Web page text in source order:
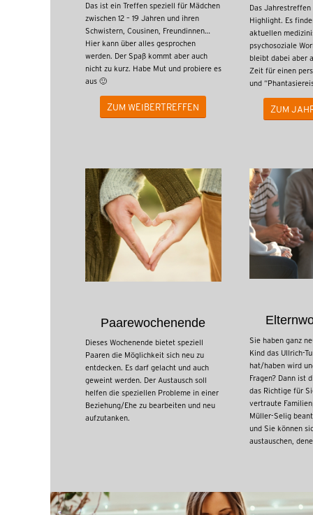
Das ist ein Treffen speziell für Mädchen
zwischen 12 – 19 Jahren und ihren
Schwistern, Cousinen, Freundinnen…
Hier kann über alles gesprochen
werden. Der Spaß kommt aber auch
nicht zu kurz. Habe Mut und probiere es
aus 🙂
ZUM WEIBERTREFFEN
Das
Highlight. Es
aktuellen
psychosoziale
bleibt dabei aber
Zeit für einen
und
ZUM
Paarewochenende
Dieses Wochenende bietet speziell
Paaren die Möglichkeit sich neu zu
entdecken. Es darf gelacht und auch
geweint werden. Der Austausch soll
helfen die speziellen Probleme in einer
Beziehung/Ehe zu bearbeiten und neu
aufzutanken.
Sie haben ganz
Kind das Ullrich-
hat/haben wird
Fragen? Dann ist
das Richtige für
vertraute
Müller-Selig
und Sie können
austauschen,